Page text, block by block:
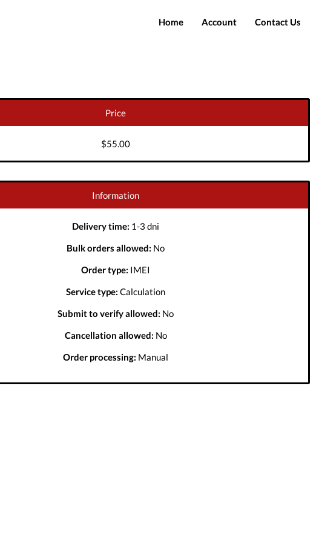
Home Account Contact Us
Price
$55.00
Information
Delivery time: 1-3 dni
Bulk orders allowed: No
Order type: IMEI
Service type: Calculation
Submit to verify allowed: No
Cancellation allowed: No
Order processing: Manual